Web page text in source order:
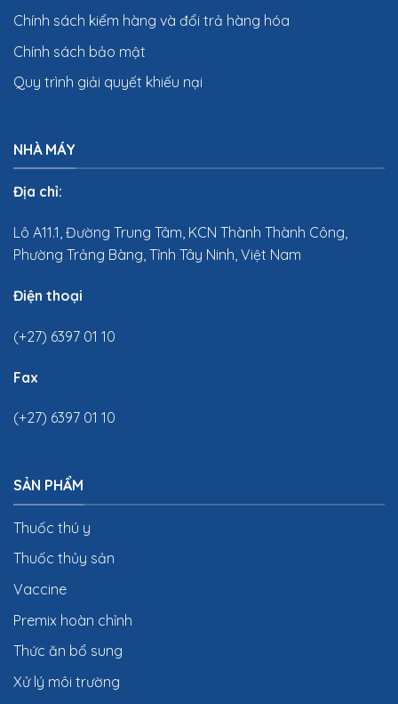
Chính sách kiểm hàng và đổi trả hàng hóa
Chính sách bảo mật
Quy trình giải quyết khiếu nại
NHÀ MÁY
Địa chỉ:
Lô A11.1, Đường Trung Tâm, KCN Thành Thành Công,
Phường Trảng Bàng, Tỉnh Tây Ninh, Việt Nam
Điện thoại
(+27) 6397 01 10
Fax
(+27) 6397 01 10
SẢN PHẨM
Thuốc thú y
Thuốc thủy sản
Vaccine
Premix hoàn chỉnh
Thức ăn bổ sung
Xử lý môi trường